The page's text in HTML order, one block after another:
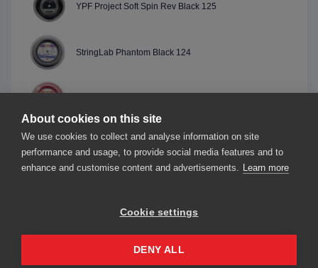
YPF Project Soft Spin Rev Black 125
StringLab Phantom Black 124
Genesis White Magic 2022 White 125
smarThink.io is a trademark of nexTennis s.r.l.
About cookies on this site
We use cookies to collect and analyse information on site
performance and usage, to provide social media features and to
enhance and customise content and advertisements. Learn more
Cookie settings
DENY ALL